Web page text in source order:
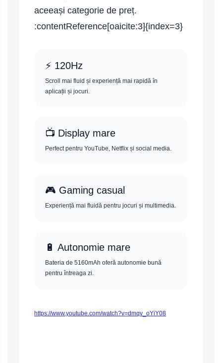
aceeași categorie de preț.
:contentReference[oaicite:3]{index=3}
⚡ 120Hz
Scroll mai fluid și experiență mai rapidă în
aplicații și jocuri.
📺 Display mare
Perfect pentru YouTube, Netflix și social media.
🎮 Gaming casual
Experiență mai fluidă pentru jocuri și multimedia.
🔋 Autonomie mare
Bateria de 5160mAh oferă autonomie bună
pentru întreaga zi.
https://www.youtube.com/watch?v=dmqv_oYiY08